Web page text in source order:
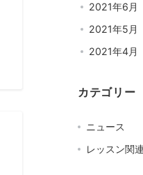
2021年6月
2021年5月
2021年4月
カテゴリー
ニュース
レッスン関連